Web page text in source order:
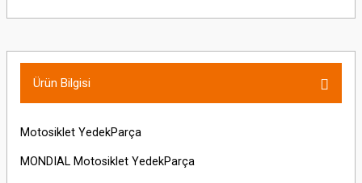
Ürün Bilgisi
Motosiklet YedekParça
MONDIAL Motosiklet YedekParça